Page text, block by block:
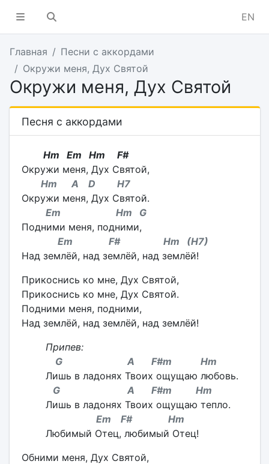
EN
Главная
Песни с аккордами
Окружи меня, Дух Святой
Окружи меня, Дух Святой
Песня с аккордами
Hm Em Hm F#
Окружи меня, Дух Святой,
Hm A D H7
Окружи меня, Дух Святой.
Em Hm G
Подними меня, подними,
Em F# Hm (H7)
Над землёй, над землёй, над землёй!
Прикоснись ко мне, Дух Святой,
Прикоснись ко мне, Дух Святой.
Подними меня, подними,
Над землёй, над землёй, над землёй!
Припев:
G A F#m Hm
Лишь в ладонях Твоих ощущаю любовь.
G A F#m Hm
Лишь в ладонях Твоих ощущаю тепло.
Em F# Hm
Любимый Отец, любимый Отец!
Обними меня, Дух Святой,